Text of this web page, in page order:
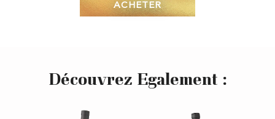
ACHETER
Découvrez Egalement :